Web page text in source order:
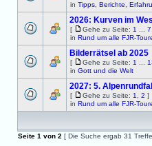
in Tipps, Berichte,
2026: Kurven im
[ Gehe zu Seite: 1 7
in Rund um alle FJR-
Bilderrätsel ab 2025
[ Gehe zu Seite: 1
in Gott und die Welt
2027: 5.
[ Gehe zu Seite: 1 2 ]
in Rund um alle FJR-
Seite 1 von 2 [ Die Suche ergab 31